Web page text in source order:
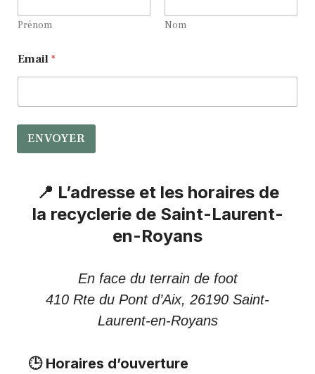
m
a
l
E
m
i
Prénom Nom
Email *
ENVOYER
📍 L’adresse et les horaires de
la recyclerie de Saint-Laurent-
en-Royans
En face du terrain de foot
410 Rte du Pont d’Aix, 26190 Saint-
Laurent-en-Royans
🕒 Horaires d’ouverture